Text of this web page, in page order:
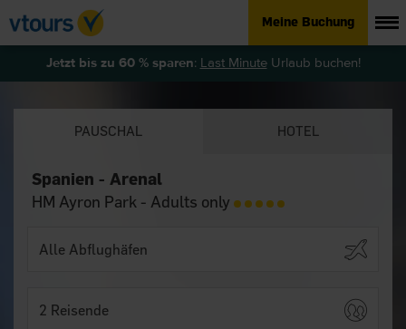
Meine Buchung
Jetzt bis zu 60 % sparen: Last MinuteUrlaub buchen!
PAUSCHAL HOTEL
Spanien - Arenal
HM Ayron Park - Adults only
2 Reisende